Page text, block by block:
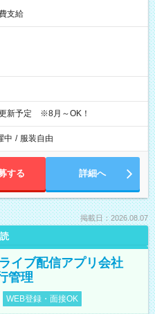
支給
新予定 ※8月～OK！
中 / 服装自由
する 詳細へ
掲載日：2026.08.07
イブ配信アプリ会社
管理
WEB登録・面接OK